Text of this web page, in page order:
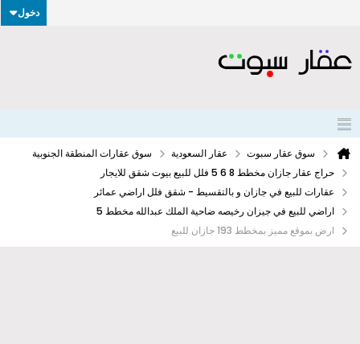
دخول
سوق عقار سبوت عقار السعودية
سوق عقارات المنطقة الجنوبية
حراج عقار جازان مخطط 8 6 5 فلل للبيع بيوت شقق للايجار
عقارات للبيع في جازان و بالتقسيط - شقق فلل اراضي عمائر
اراضي للبيع في جيزان رخيصه ضاحية الملك عبدالله مخطط 5
ارض بموقع مميز بمخطط 193 جازان للبيع